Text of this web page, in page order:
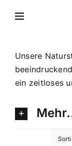
Inhalt
Unsere
ein zeitloses